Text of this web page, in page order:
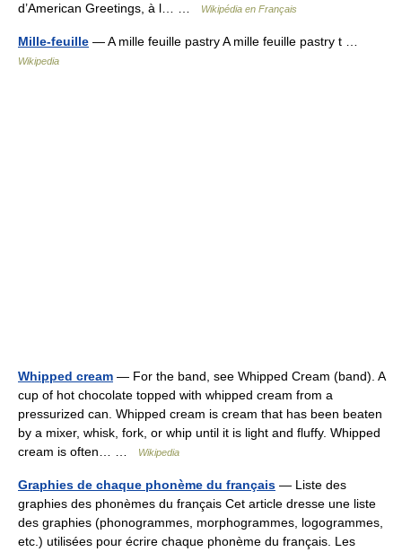
d’American Greetings, à l… …
Wikipédia en Français
Mille-feuille — A mille feuille pastry A mille feuille pastry t …
Wikipedia
Whipped cream — For the band, see Whipped Cream (band). A
cup of hot chocolate topped with whipped cream from a
pressurized can. Whipped cream is cream that has been beaten
by a mixer, whisk, fork, or whip until it is light and fluffy. Whipped
cream is often… …
Wikipedia
Graphies de chaque phonème du français — Liste des
graphies des phonèmes du français Cet article dresse une liste
des graphies (phonogrammes, morphogrammes, logogrammes,
etc.) utilisées pour écrire chaque phonème du français. Les